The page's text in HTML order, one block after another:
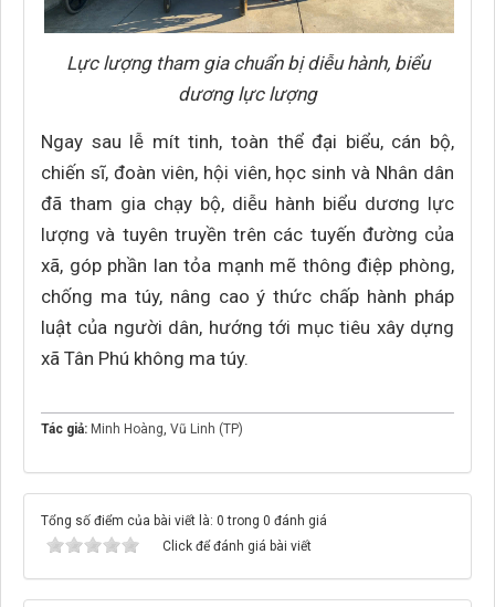
Lực lượng tham gia chuẩn bị diễu hành, biểu
dương lực lượng
Ngay sau lễ mít tinh, toàn thể đại biểu, cán bộ,
chiến sĩ, đoàn viên, hội viên, học sinh và Nhân dân
đã tham gia chạy bộ, diễu hành biểu dương lực
lượng và tuyên truyền trên các tuyến đường của
xã, góp phần lan tỏa mạnh mẽ thông điệp phòng,
chống ma túy, nâng cao ý thức chấp hành pháp
luật của người dân, hướng tới mục tiêu xây dựng
xã Tân Phú không ma túy.
Tác giả: Minh Hoàng, Vũ Linh (TP)
Tổng số điểm của bài viết là: 0 trong 0 đánh giá
Click để đánh giá bài viết